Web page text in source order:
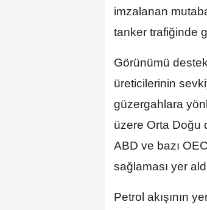
imzalanan
tanker trafiğinde
Görünümü
üreticilerinin
güzergahlara
üzere Orta Doğu
ABD ve bazı
sağlaması yer
Petrol akışının